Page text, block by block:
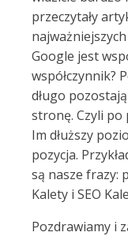
przeczytały
Google jest
współczynnik?
długo
stronę. Czyli po
Im dłuższy
pozycja.
są nasze frazy:
Kalety i SEO
Pozdrawiamy i